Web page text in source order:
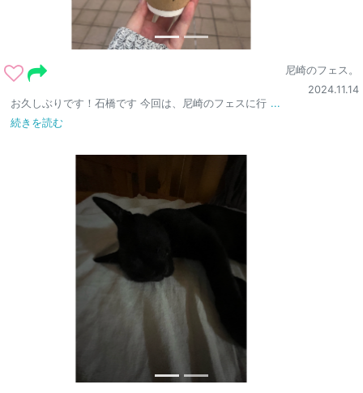
尼崎のフェス。
2024.11.14
お久しぶりです！石橋です 今回は、尼崎のフェスに行 ...
続きを読む